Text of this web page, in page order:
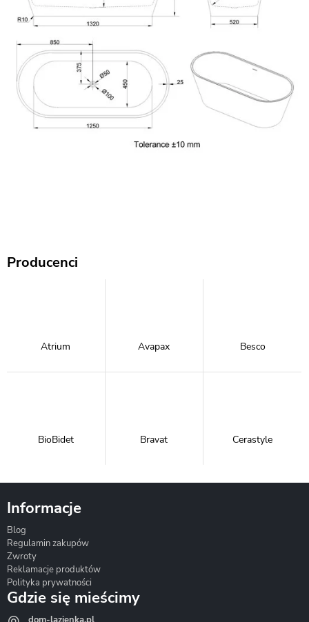
Producenci
Atrium Avapax Besco
BioBidet Bravat Cerastyle
Informacje
Blog
Regulamin zakupów
Zwroty
Reklamacje produktów
Polityka prywatności
Gdzie się mieścimy